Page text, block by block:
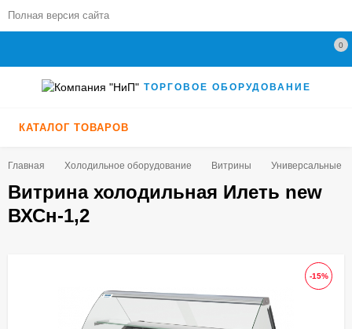
Полная версия сайта
0
ТОРГОВОЕ ОБОРУДОВАНИЕ
КАТАЛОГ ТОВАРОВ
Главная Холодильное оборудование Витрины Универсальные
Витрина холодильная Илеть new
ВХСн-1,2
-15%